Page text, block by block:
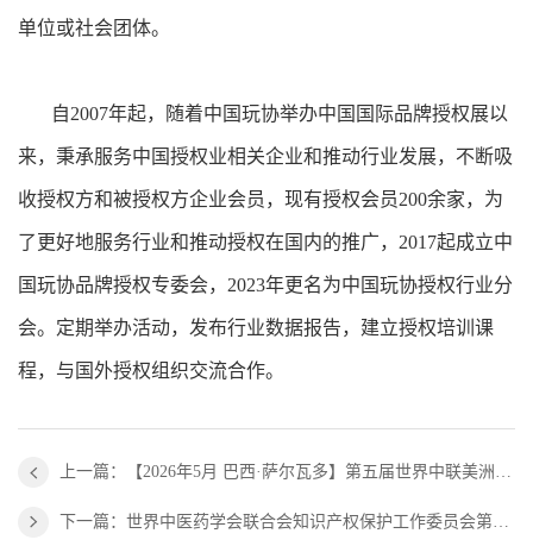
单位或社会团体。
自2007年起，随着中国玩协举办中国国际品牌授权展以
来，秉承服务中国授权业相关企业和推动行业发展，不断吸
收授权方和被授权方企业会员，现有授权会员200余家，为
了更好地服务行业和推动授权在国内的推广，2017起成立中
国玩协品牌授权专委会，2023年更名为中国玩协授权行业分
会。定期举办活动，发布行业数据报告，建立授权培训课
程，与国外授权组织交流合作。